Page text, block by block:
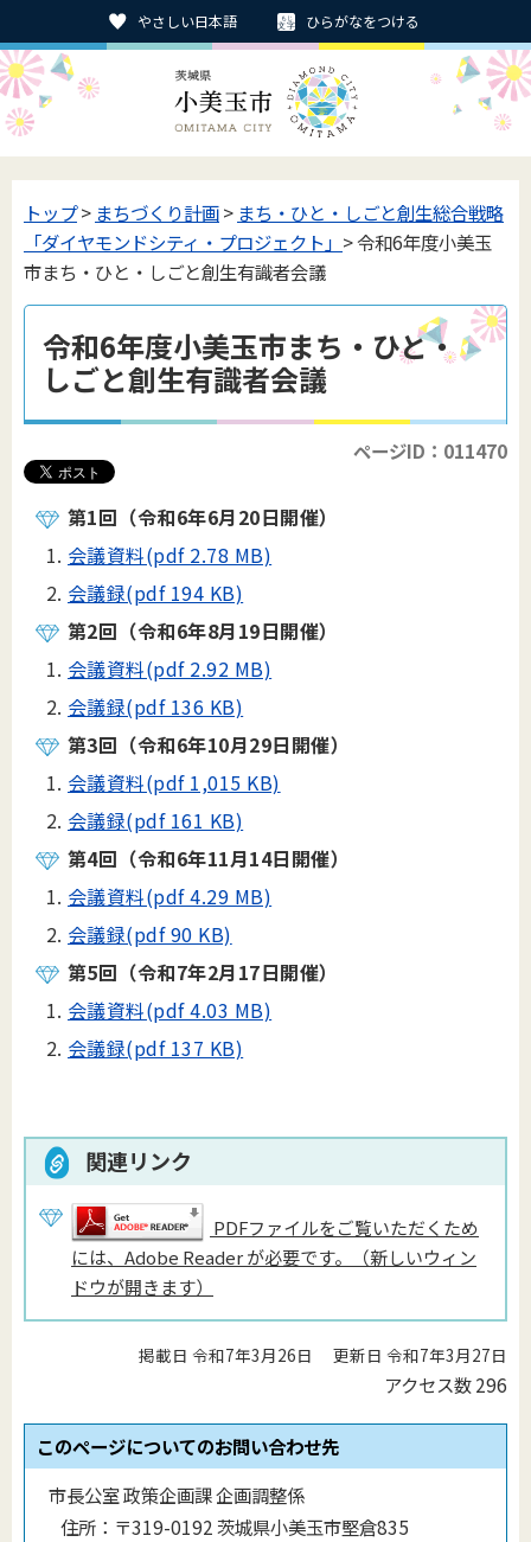
やさしい日本語 ひらがなをつける
トップ> まちづくり計画> まち・ひと・しごと創生総合戦略
「ダイヤモンドシティ・プロジェクト」 > 令和6年度小美玉
市まち・ひと・しごと創生有識者会議
令和6年度小美玉市まち・ひと・
しごと創生有識者会議
ページID：011470
第1回（令和6年6月20日開催）
会議資料(pdf 2.78 MB)
会議録(pdf 194 KB)
第2回（令和6年8月19日開催）
会議資料(pdf 2.92 MB)
会議録(pdf 136 KB)
第3回（令和6年10月29日開催）
会議資料(pdf 1,015 KB)
会議録(pdf 161 KB)
第4回（令和6年11月14日開催）
会議資料(pdf 4.29 MB)
会議録(pdf 90 KB)
第5回（令和7年2月17日開催）
会議資料(pdf 4.03 MB)
会議録(pdf 137 KB)
関連リンク
PDFファイルをご覧いただくため
には、Adobe Reader が必要です。（新しいウィン
ドウが開きます）
掲載日 令和7年3月26日 更新日 令和7年3月27日
アクセス数296
このページについてのお問い合わせ先
市長公室 政策企画課 企画調整係
住所： 〒319-0192 茨城県小美玉市堅倉835